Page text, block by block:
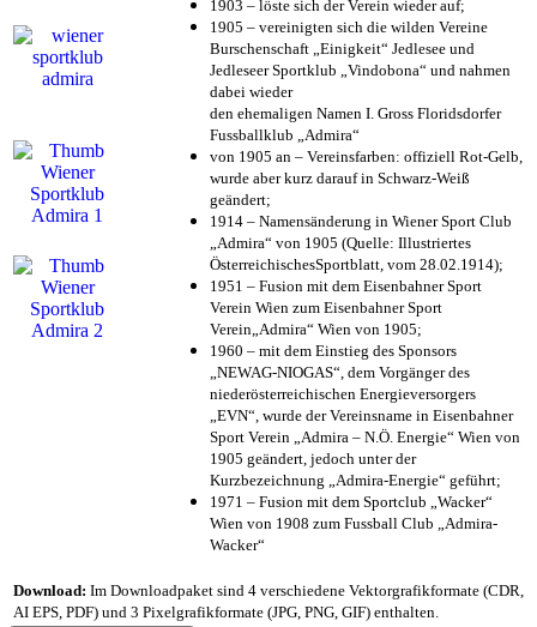
1903 – löste sich der Verein wieder auf;
1905 – vereinigten sich die wilden Vereine
Burschenschaft „Einigkeit“ Jedlesee und
Jedleseer Sportklub „Vindobona“ und nahmen
dabei wieder
den ehemaligen Namen I. Gross Floridsdorfer
Fussballklub „Admira“
von 1905 an – Vereinsfarben: offiziell Rot-Gelb,
wurde aber kurz darauf in Schwarz-Weiß
geändert;
1914 – Namensänderung in Wiener Sport Club
„Admira“ von 1905 (Quelle: Illustriertes
ÖsterreichischesSportblatt, vom 28.02.1914);
1951 – Fusion mit dem Eisenbahner Sport
Verein Wien zum Eisenbahner Sport
Verein„Admira“ Wien von 1905;
1960 – mit dem Einstieg des Sponsors
„NEWAG-NIOGAS“, dem Vorgänger des
niederösterreichischen Energieversorgers
„EVN“, wurde der Vereinsname in Eisenbahner
Sport Verein „Admira – N.Ö. Energie“ Wien von
1905 geändert, jedoch unter der
Kurzbezeichnung „Admira-Energie“ geführt;
1971 – Fusion mit dem Sportclub „Wacker“
Wien von 1908 zum Fussball Club „Admira-
Wacker“
Download: Im Downloadpaket sind 4 verschiedene Vektorgrafikformate (CDR,
AI EPS, PDF) und 3 Pixelgrafikformate (JPG, PNG, GIF) enthalten.